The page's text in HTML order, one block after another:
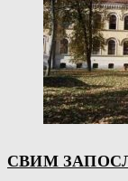
СВИМ